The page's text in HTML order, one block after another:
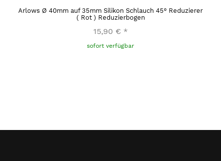
Arlows Ø 40mm auf 35mm Silikon Schlauch 45° Reduzierer
( Rot ) Reduzierbogen
15,90 € *
sofort verfügbar